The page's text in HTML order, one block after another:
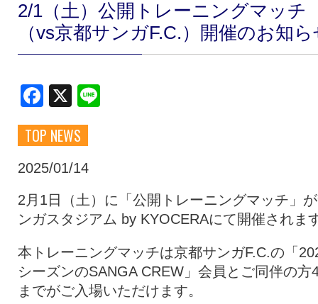
試合日程・結果 アクセス
スクール
アカデミー
スポンサー
2/1（土）公開トレーニングマッチ
（vs京都サンガF.C.）開催のお知ら
Facebook
X
TOP NEWS
2025/01/14
2月1日（土）に「公開トレーニングマッチ」
ンガスタジアム by KYOCERAにて開催されま
本トレーニングマッチは京都サンガF.C.の「
シーズンのSANGA CREW」会員とご同伴の方
までがご入場いただけます。